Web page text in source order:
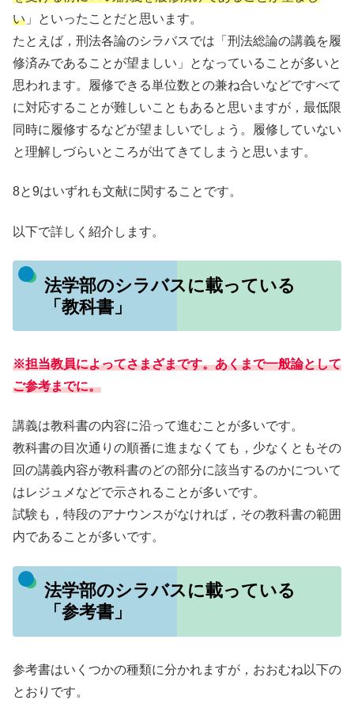
い 」といったことだと思います。
たとえば，刑法各論のシラバスでは「刑法総論の講義を履
修済みであることが望ましい」となっていることが多いと
思われます。履修できる単位数との兼ね合いなどですべて
に対応することが難しいこともあると思いますが，最低限
同時に履修するなどが望ましいでしょう。履修していない
と理解しづらいところが出てきてしまうと思います。
8と9はいずれも文献に関することです。
以下で詳しく紹介します。
法学部のシラバスに載っている
「教科書」
※担当教員によってさまざまです。あくまで一般論として
ご参考までに。
講義は教科書の内容に沿って進むことが多いです。
教科書の目次通りの順番に進まなくても，少なくともその
回の講義内容が教科書のどの部分に該当するのかについて
はレジュメなどで示されることが多いです。
試験も，特段のアナウンスがなければ，その教科書の範囲
内であることが多いです。
法学部のシラバスに載っている
「参考書」
参考書はいくつかの種類に分かれますが，おおむね以下の
とおりです。